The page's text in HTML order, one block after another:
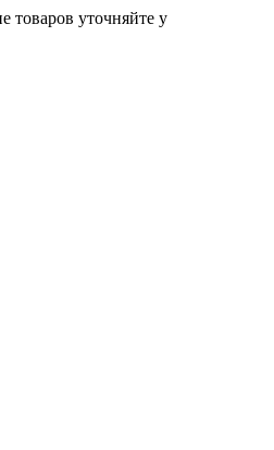
товаров уточняйте у